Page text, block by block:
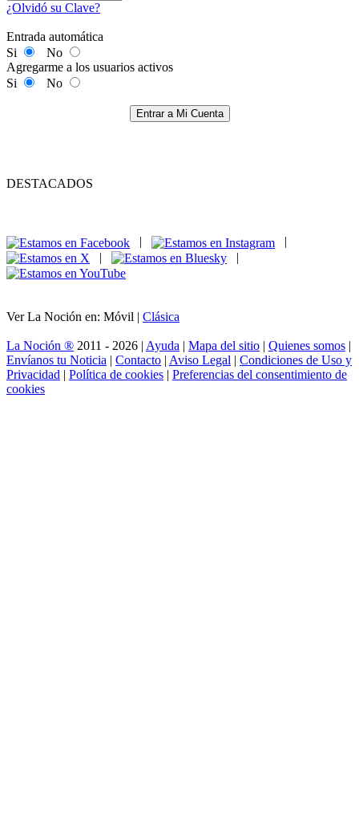
¿Olvidó su Clave?
Entrada automática
Si
No
Agregarme a los usuarios activos
Si
No
Entrar a Mi Cuenta
DESTACADOS
|
|
Ver La Noción en: Móvil | Clásica
La Noción ® 2011 - 2026 | Ayuda | Mapa del sitio | Quienes somos |
Envíanos tu Noticia | Contacto | Aviso Legal | Condiciones de Uso y
Privacidad | Política de cookies | Preferencias del consentimiento de
cookies